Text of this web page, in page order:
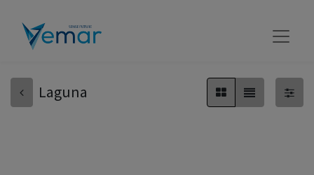
Laguna